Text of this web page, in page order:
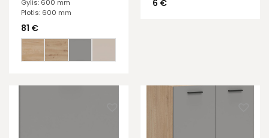
Gylis: 600 mm
Plotis: 600 mm
81 €
6 €